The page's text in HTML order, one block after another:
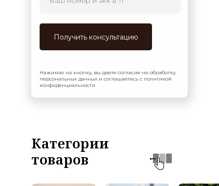
Получить консультацию
Нажимая на кнопку, вы даете согласие на обработку
персональных данных и соглашаетесь с политикой
конфиденциальности
Категории
товаров